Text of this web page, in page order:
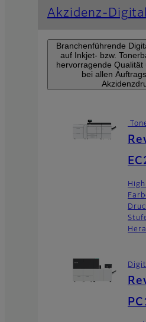
Akzidenz-
Branchenführende
auf Inkjet- bzw.
hervorragende Qualität
bei allen